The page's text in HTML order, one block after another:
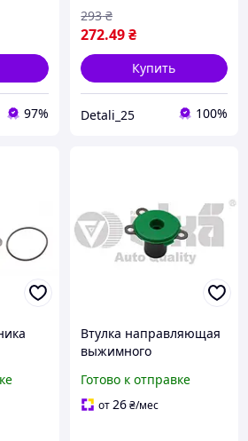
97%
Крос код WG2236028
272.49₴
293 ₴
Купить
Detali_25 100%
Втулка направляющая
выжимного
(1996-2003), Seat Leon
1M (1999-2006), Skoda
Готово к отправке
от26₴/мес